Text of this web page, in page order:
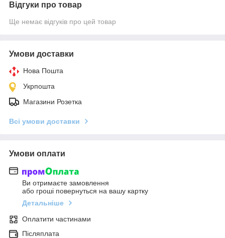
Відгуки про товар
Ще немає відгуків про цей товар
Умови доставки
Нова Пошта
Укрпошта
Магазини Розетка
Всі умови доставки
Умови оплати
Ви отримаєте замовлення
або гроші повернуться на вашу картку
Детальніше
Оплатити частинами
Післяплата